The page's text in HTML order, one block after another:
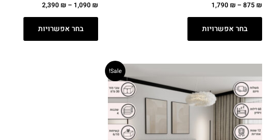
דורג
מתוך
875 ₪
–
1,790 ₪
בחר אפשרויות
דורג
מתוך
1,090 ₪
–
2,390 ₪
בחר אפשרויות
Sale!